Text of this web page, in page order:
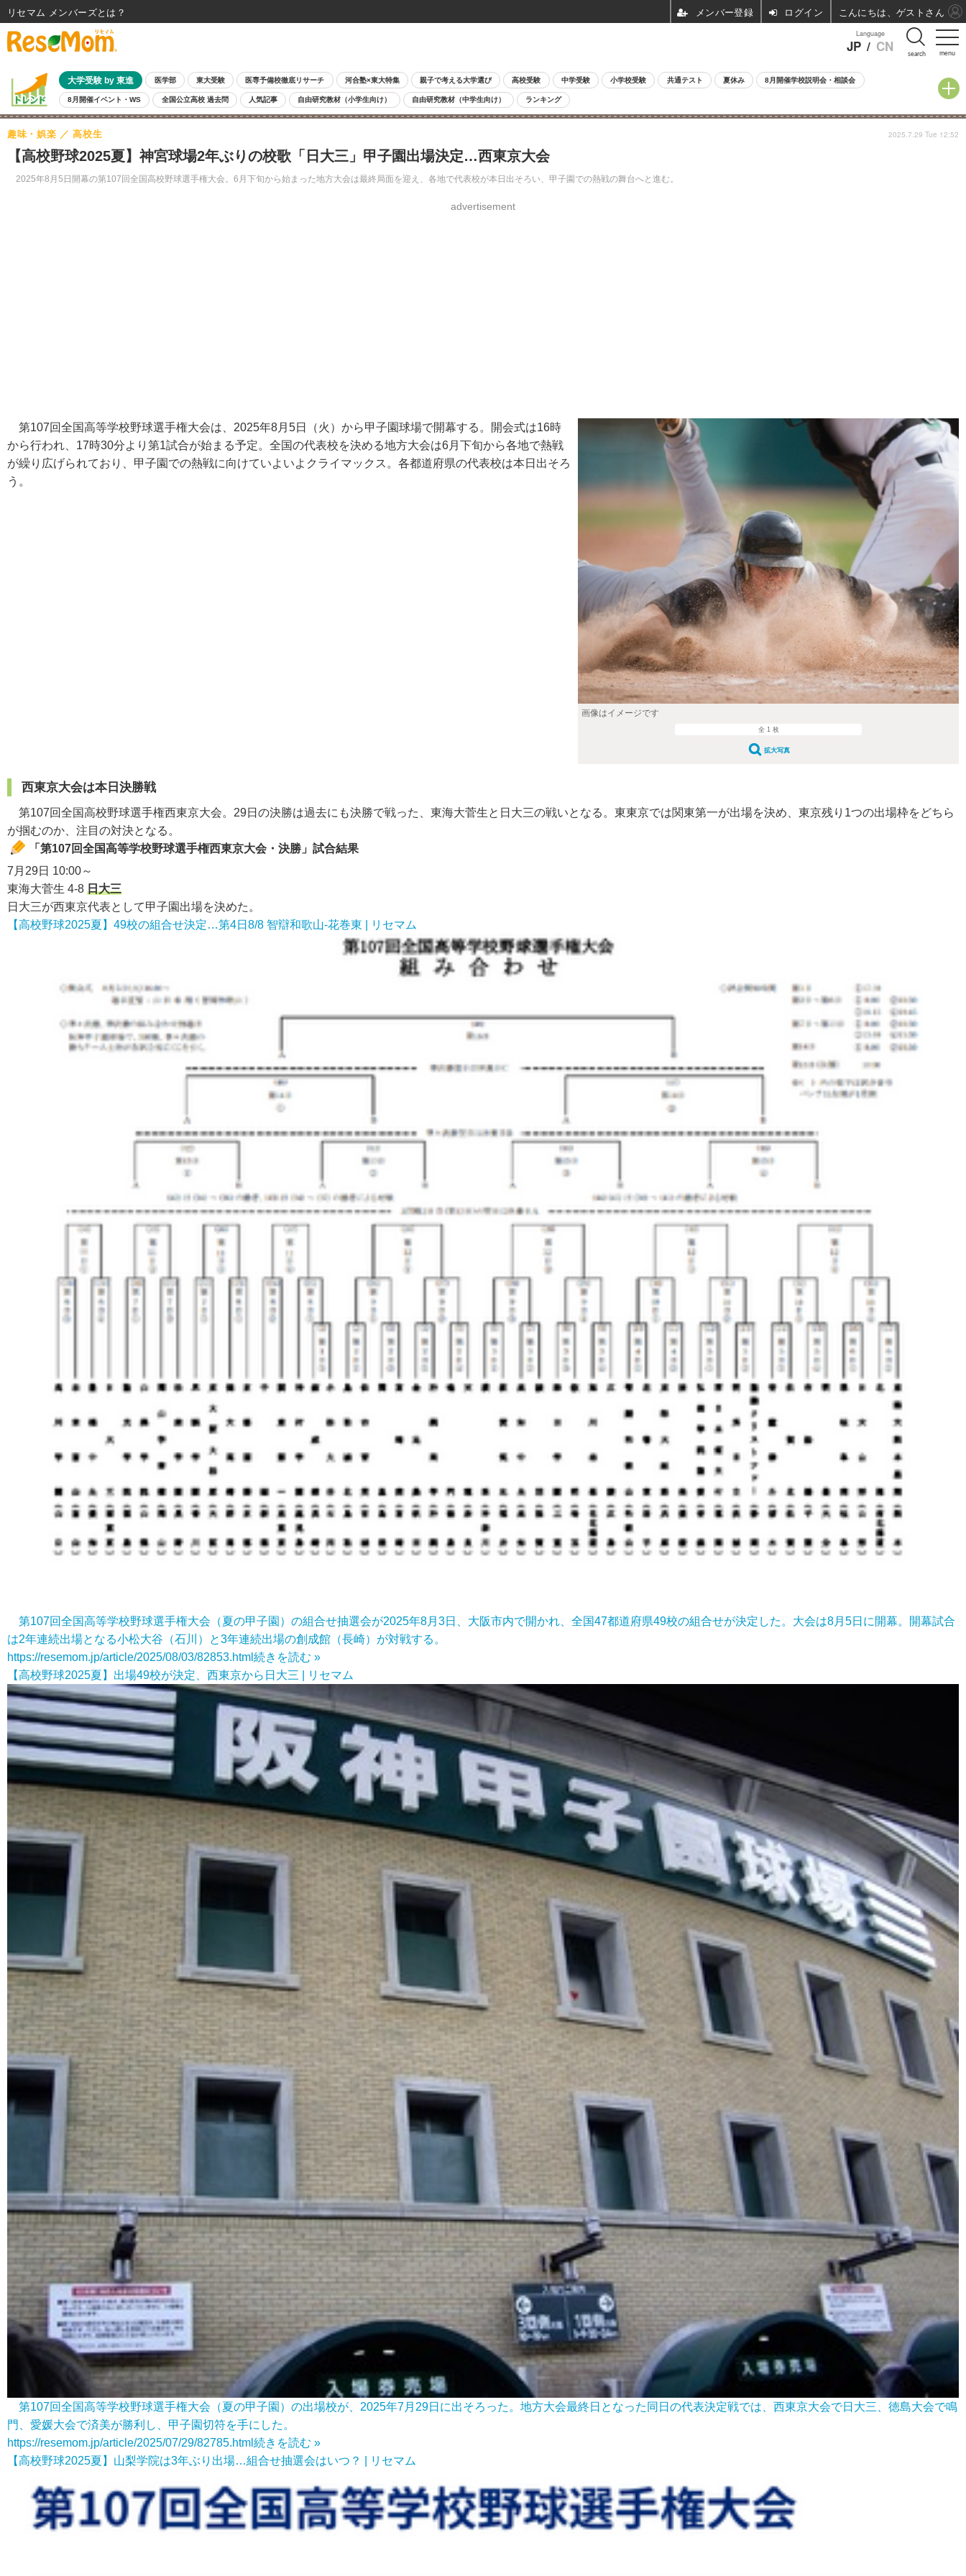
menu
Language
JP / CN search
大学受験 by 東進 医学部 東大受験 医専予備校徹底リサーチ 河合塾×東大特集 親子で考える大学選び 高校受験 中学受験 小学校受験 共通テスト 夏休み 8月開催学校説明会・相談会
8月開催イベント・WS 全国公立高校 過去問 人気記事 自由研究教材（小学生向け） 自由研究教材（中学生向け） ランキング
【高校野球2025夏】神宮球場2年ぶりの校歌「日大三」甲子園出場決定…西東京大会
2025年8月5日開幕の第107回全国高校野球選手権大会。6月下旬から始まった地方大会は最終局面を迎え、各地で代表校が本日出そろい、甲子園での熱戦の舞台へと進む。
趣味・娯楽 高校生
advertisement
2025.7.29 Tue 12:52
画像はイメージです
全 1 枚
拡大写真
第107回全国高等学校野球選手権大会は、2025年8月5日（火）から甲子園球場で開幕する。開会式は16時
から行われ、17時30分より第1試合が始まる予定。全国の代表校を決める地方大会は6月下旬から各地で熱戦
が繰り広げられており、甲子園での熱戦に向けていよいよクライマックス。各都道府県の代表校は本日出そろ
う。
西東京大会は本日決勝戦
第107回全国高校野球選手権西東京大会。29日の決勝は過去にも決勝で戦った、東海大菅生と日大三の戦いとなる。東東京では関東第一が出場を決め、東京残り1つの出場枠をどちら
が掴むのか、注目の対決となる。
「第107回全国高等学校野球選手権西東京大会・決勝」試合結果
7月29日 10:00～
東海大菅生 4-8 日大三
日大三が西東京代表として甲子園出場を決めた。
【高校野球2025夏】49校の組合せ決定…第4日8/8 智辯和歌山-花巻東 | リセマム
第107回全国高等学校野球選手権大会（夏の甲子園）の組合せ抽選会が2025年8月3日、大阪市内で開かれ、全国47都道府県49校の組合せが決定した。大会は8月5日に開幕。開幕試合
は2年連続出場となる小松大谷（石川）と3年連続出場の創成館（長崎）が対戦する。
https://resemom.jp/article/2025/08/03/82853.html 続きを読む »
【高校野球2025夏】出場49校が決定、西東京から日大三 | リセマム
第107回全国高等学校野球選手権大会（夏の甲子園）の出場校が、2025年7月29日に出そろった。地方大会最終日となった同日の代表決定戦では、西東京大会で日大三、徳島大会で鳴
門、愛媛大会で済美が勝利し、甲子園切符を手にした。
https://resemom.jp/article/2025/07/29/82785.html 続きを読む »
【高校野球2025夏】山梨学院は3年ぶり出場…組合せ抽選会はいつ？ | リセマム
リセマム メンバーズ ログイン こんにちは、ゲストさん